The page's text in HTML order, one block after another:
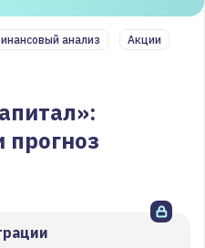
пользователя
прогноз
анализ
Акции